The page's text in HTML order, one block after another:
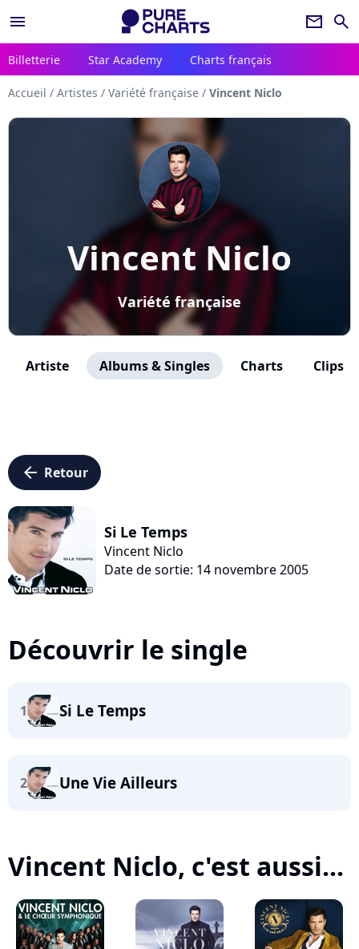
menu newsletter search
Billetterie Star Academy Charts français
Accueil / Artistes / Variété française / Vincent Niclo
Vincent Niclo
Variété française
Artiste Albums & Singles Charts Clips
arrow_left Retour
Si Le Temps
Vincent Niclo
Date de sortie: 14 novembre 2005
Découvrir le single
1 Si Le Temps
2 Une Vie Ailleurs
Vincent Niclo, c'est aussi...